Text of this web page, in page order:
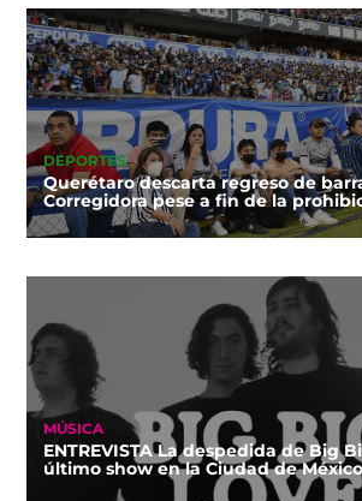
DEPORTES
Querétaro descarta regreso de
Corregidora pese a fin de la
MÚSICA
ENTREVISTA La despedida de Big
último show en la Ciudad de México